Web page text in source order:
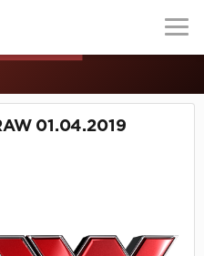
01.04.2019